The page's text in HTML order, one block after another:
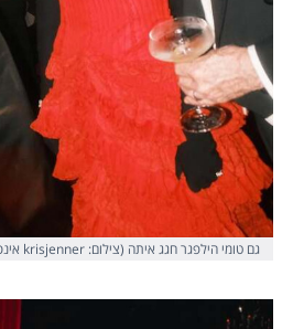
גם טומי הילפגר חגג איתה (צילום: krisjenner אינסטגרם)